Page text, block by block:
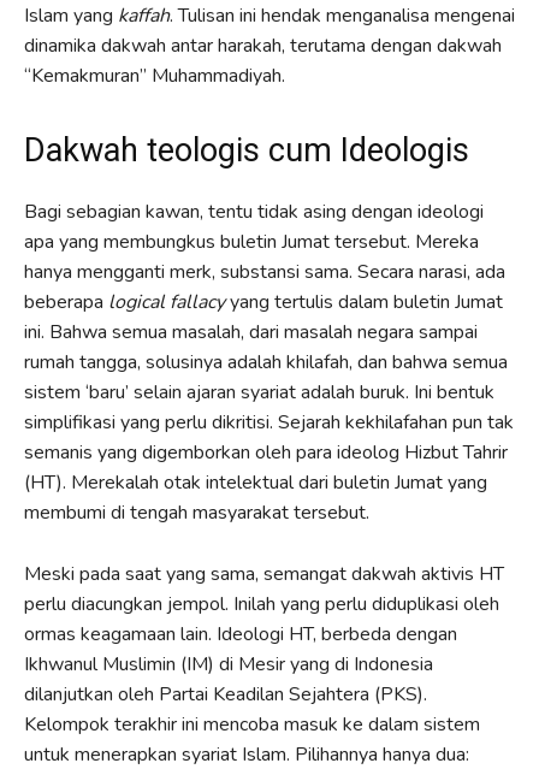
Islam yang kaffah. Tulisan ini hendak menganalisa mengenai
dinamika dakwah antar harakah, terutama dengan dakwah
“Kemakmuran” Muhammadiyah.
Dakwah teologis cum Ideologis
Bagi sebagian kawan, tentu tidak asing dengan ideologi
apa yang membungkus buletin Jumat tersebut. Mereka
hanya mengganti merk, substansi sama. Secara narasi, ada
beberapa logical fallacyyang tertulis dalam buletin Jumat
ini. Bahwa semua masalah, dari masalah negara sampai
rumah tangga, solusinya adalah khilafah, dan bahwa semua
sistem ‘baru’ selain ajaran syariat adalah buruk. Ini bentuk
simplifikasi yang perlu dikritisi. Sejarah kekhilafahan pun tak
semanis yang digemborkan oleh para ideolog Hizbut Tahrir
(HT). Merekalah otak intelektual dari buletin Jumat yang
membumi di tengah masyarakat tersebut.
Meski pada saat yang sama, semangat dakwah aktivis HT
perlu diacungkan jempol. Inilah yang perlu diduplikasi oleh
ormas keagamaan lain. Ideologi HT, berbeda dengan
Ikhwanul Muslimin (IM) di Mesir yang di Indonesia
dilanjutkan oleh Partai Keadilan Sejahtera (PKS).
Kelompok terakhir ini mencoba masuk ke dalam sistem
untuk menerapkan syariat Islam. Pilihannya hanya dua: